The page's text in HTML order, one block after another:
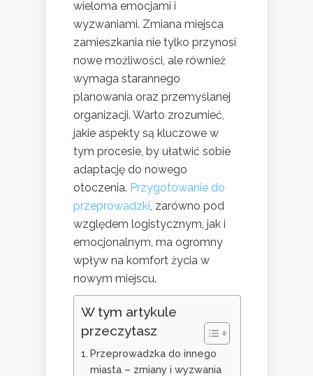
wieloma emocjami i
wyzwaniami. Zmiana miejsca
zamieszkania nie tylko przynosi
nowe możliwości, ale również
wymaga starannego
planowania oraz przemyślanej
organizacji. Warto zrozumieć,
jakie aspekty są kluczowe w
tym procesie, by ułatwić sobie
adaptację do nowego
otoczenia. Przygotowanie do
przeprowadzki , zarówno pod
względem logistycznym, jak i
emocjonalnym, ma ogromny
wpływ na komfort życia w
nowym miejscu.
W tym artykule
przeczytasz
Przeprowadzka do innego
miasta – zmiany i wyzwania